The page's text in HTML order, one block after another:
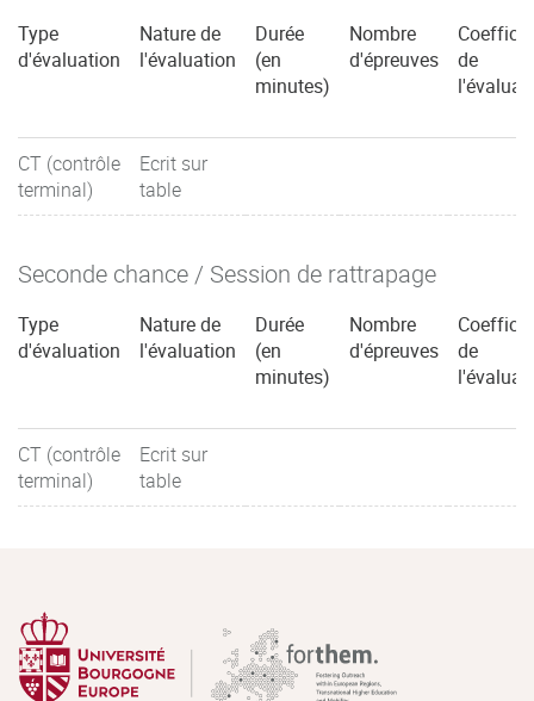
Type
d'évaluation
Nature de
l'évaluation
Durée
(en
minutes)
Nombre
d'épreuves
de
CT (contrôle
terminal)
Ecrit sur
table
Seconde chance / Session de rattrapage
Type
d'évaluation
Nature de
l'évaluation
Durée
(en
minutes)
Nombre
d'épreuves
de
CT (contrôle
terminal)
Ecrit sur
table